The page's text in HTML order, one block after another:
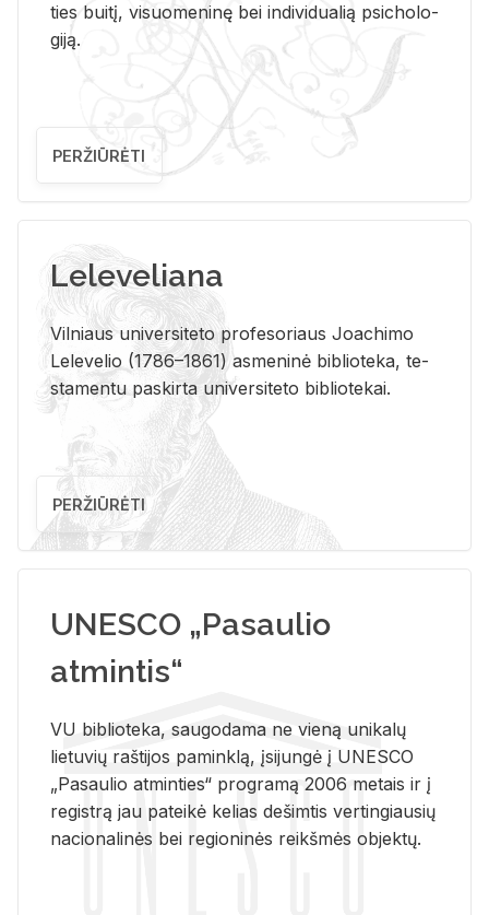
ties bui­tį, vi­suo­me­ni­nę bei in­di­vi­dua­lią psi­cho­lo­
gi­ją.
PERŽIŪRĖTI
Leleveliana
Vil­niaus uni­ver­si­te­to pro­fe­so­riaus Jo­a­chi­mo
Le­le­ve­lio (1786–1861) as­me­ni­nė bi­b­lio­te­ka, te­
sta­men­tu pa­skir­ta uni­ver­si­te­to bi­b­lio­te­kai.
PERŽIŪRĖTI
UNESCO „Pasaulio
atmintis“
VU biblioteka, saugodama ne vieną unikalų
lietuvių raštijos paminklą, įsijungė į UNESCO
„Pasaulio atminties“ programą 2006 metais ir į
registrą jau pateikė kelias dešimtis vertingiausių
nacionalinės bei regioninės reikšmės objektų.